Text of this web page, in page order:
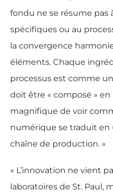
fondu ne se résume pas
spécifiques ou au
la convergence
éléments. Chaque
processus est comme
doit être « composé »
magnifique de voir
numérique se traduit
chaîne de production. »
« L’innovation ne vient
laboratoires de St. Paul,